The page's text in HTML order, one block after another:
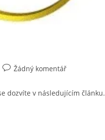
Komentáře
příspěvku
Žádný komentář
dozvíte v následujícím článku.